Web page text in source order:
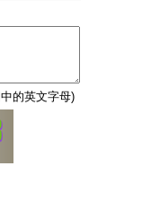
的英文字母)